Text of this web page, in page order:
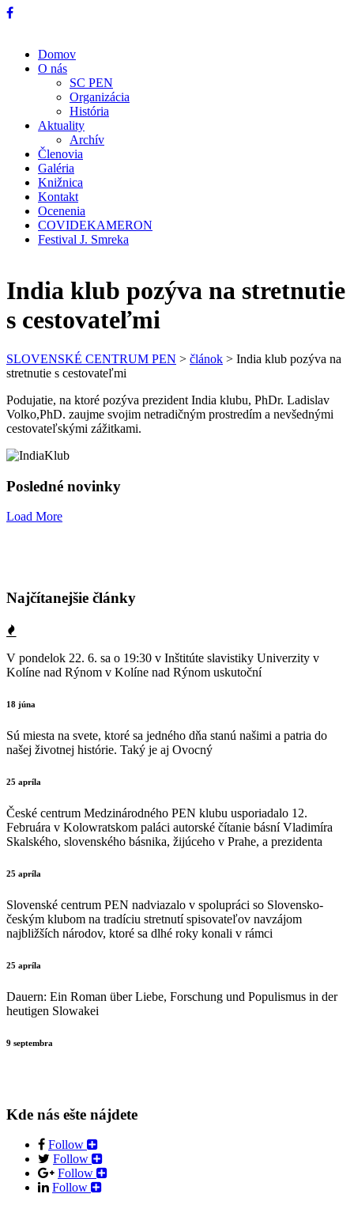
Domov
O nás
SC PEN
Organizácia
História
Aktuality
Archív
Členovia
Galéria
Knižnica
Kontakt
Ocenenia
COVIDEKAMERON
Festival J. Smreka
India klub pozýva na stretnutie
s cestovateľmi
SLOVENSKÉ CENTRUM PEN > článok > India klub pozýva na
stretnutie s cestovateľmi
Podujatie, na ktoré pozýva prezident India klubu, PhDr. Ladislav
Volko,PhD. zaujme svojim netradičným prostredím a nevšednými
cestovateľskými zážitkami.
Posledné novinky
Load More
Najčítanejšie články
V pondelok 22. 6. sa o 19:30 v Inštitúte slavistiky Univerzity v
Kolíne nad Rýnom v Kolíne nad Rýnom uskutoční
18 júna
Sú miesta na svete, ktoré sa jedného dňa stanú našimi a patria do
našej životnej histórie. Taký je aj Ovocný
25 apríla
České centrum Medzinárodného PEN klubu usporiadalo 12.
Februára v Kolowratskom paláci autorské čítanie básní Vladimíra
Skalského, slovenského básnika, žijúceho v Prahe, a prezidenta
25 apríla
Slovenské centrum PEN nadviazalo v spolupráci so Slovensko-
českým klubom na tradíciu stretnutí spisovateľov navzájom
najbližších národov, ktoré sa dlhé roky konali v rámci
25 apríla
Dauern: Ein Roman über Liebe, Forschung und Populismus in der
heutigen Slowakei
9 septembra
Kde nás ešte nájdete
Follow
Follow
Follow
Follow